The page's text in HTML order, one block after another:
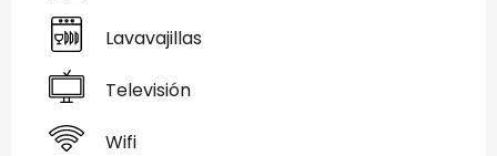
Lavavajillas
Televisión
Wifi